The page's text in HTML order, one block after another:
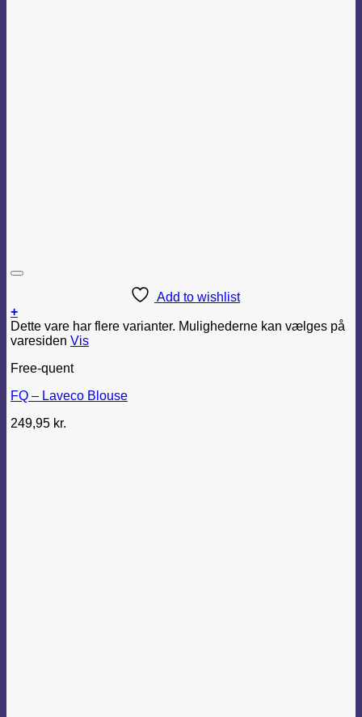
Add to wishlist
+
Dette vare har flere varianter. Mulighederne kan vælges på
varesiden Vis
Free-quent
FQ – Laveco Blouse
249,95 kr.